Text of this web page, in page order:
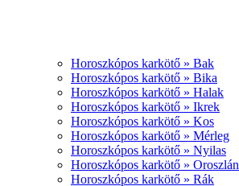
Horoszkópos karkötő » Bak
Horoszkópos karkötő » Bika
Horoszkópos karkötő » Halak
Horoszkópos karkötő » Ikrek
Horoszkópos karkötő » Kos
Horoszkópos karkötő » Mérleg
Horoszkópos karkötő » Nyilas
Horoszkópos karkötő » Oroszlán
Horoszkópos karkötő » Rák